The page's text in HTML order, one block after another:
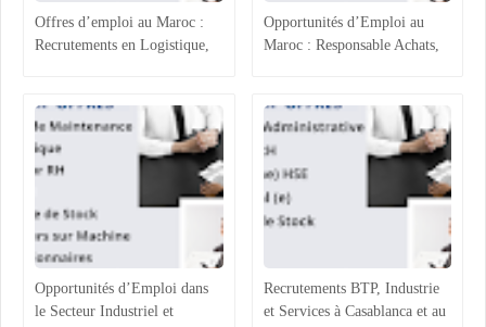
Offres d’emploi au Maroc :
Recrutements en Logistique,
Opportunités d’Emploi au
Maroc : Responsable Achats,
Opportunités d’Emploi dans
le Secteur Industriel et
Recrutements BTP, Industrie
et Services à Casablanca et au